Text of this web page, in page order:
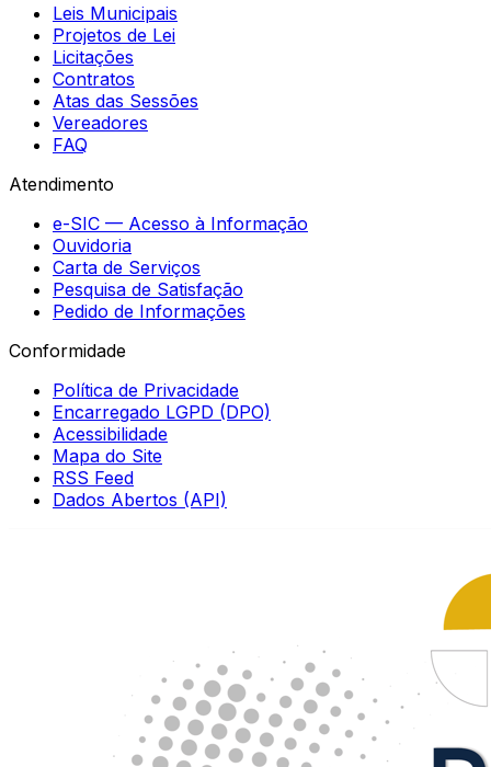
Leis Municipais
Projetos de Lei
Licitações
Contratos
Atas das Sessões
Vereadores
FAQ
Atendimento
e-SIC — Acesso à Informação
Ouvidoria
Carta de Serviços
Pesquisa de Satisfação
Pedido de Informações
Conformidade
Política de Privacidade
Encarregado LGPD (DPO)
Acessibilidade
Mapa do Site
RSS Feed
Dados Abertos (API)